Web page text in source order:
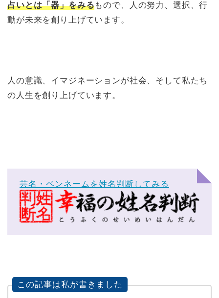
占いとは「器」をみるもので、人の努力、選択、行
動が未来を創り上げています。
人 の意識、イマジネーションが社会、そして私たち
の人生を創り上げています。
芸名・ペンネームを姓名判断してみる
この記事は私が書きました